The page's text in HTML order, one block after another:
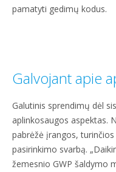
pamatyti gedimų kodus.
Galvojant apie
Galutinis sprendimų dėl
aplinkosaugos aspektas.
pabrėžė įrangos,
pasirinkimo svarbą.
žemesnio GWP šaldymo